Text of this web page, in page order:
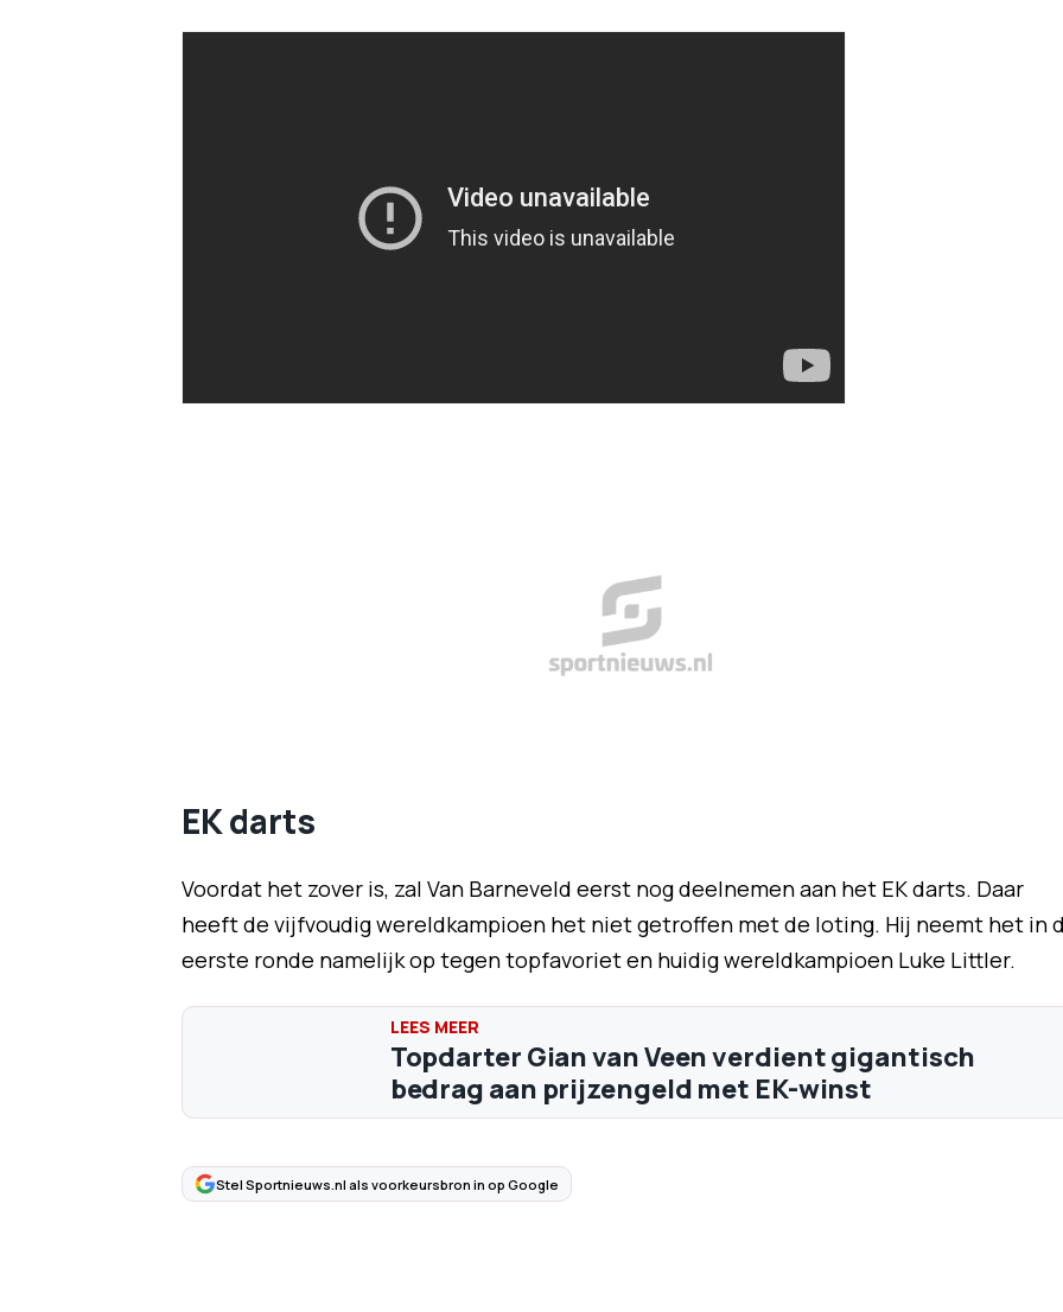
EK darts
Voordat het zover is, zal Van Barneveld eerst nog deelnemen aan het EK darts. Daar
heeft de vijfvoudig wereldkampioen het niet getroffen met de loting. Hij neemt het in
eerste ronde namelijk op tegen topfavoriet en huidig wereldkampioen Luke Littler.
Topdarter Gian van Veen verdient gigantisch
bedrag aan prijzengeld met EK-winst
Stel Sportnieuws.nl als voorkeursbron in op Google